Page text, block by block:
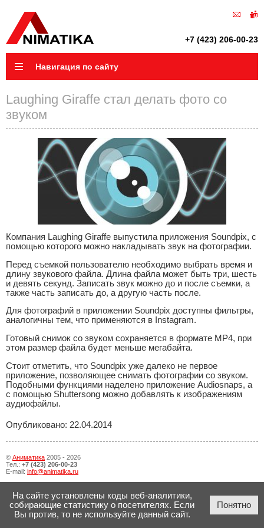
+7 (423) 206-00-23
Навигация по сайту
Laughing Giraffe стал делать фото со
звуком
Компания Laughing Giraffe выпустила приложения Soundpix, с
помощью которого можно накладывать звук на фотографии.
Перед съемкой пользователю необходимо выбрать время и
длину звукового файла. Длина файла может быть три, шесть
и девять секунд. Записать звук можно до и после съемки, а
также часть записать до, а другую часть после.
Для фотографий в приложении Soundpix доступны фильтры,
аналогичны тем, что применяются в Instagram.
Готовый снимок со звуком сохраняется в формате MP4, при
этом размер файла будет меньше мегабайта.
Стоит отметить, что Soundpix уже далеко не первое
приложение, позволяющее снимать фотографии со звуком.
Подобными функциями наделено приложение Audiosnaps, а
с помощью Shuttersong можно добавлять к изображениям
аудиофайлы.
Опубликовано: 22.04.2014
© Аниматика 2005 - 2026
Тел.: +7 (423) 206-00-23
E-mail: info@animatika.ru
На сайте установлены коды веб-аналитики,
собирающие статистику о посетителях. Если
Вы против, то не используйте данный сайт.
Понятно